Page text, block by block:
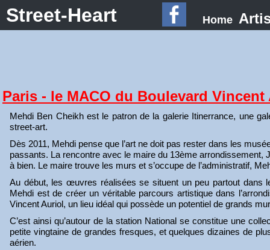
Street-Heart Home
Paris - le MACO du Boulevard
Mehdi Ben Cheikh est le patron de la galerie Itinerrance, une
street-art.
Dès 2011, Mehdi pense que l’art ne doit pas rester dans les
passants. La rencontre avec le maire du 13ème arrondissement,
à bien. Le maire trouve les murs et s’occupe de l’administratif,
Au début, les œuvres réalisées se situent un peu partout dans
Mehdi est de créer un véritable parcours artistique dans
Vincent Auriol, un lieu idéal qui possède un potentiel de grands
C’est ainsi qu’autour de la station National se constitue une
petite vingtaine de grandes fresques, et quelques dizaines de
aérien.